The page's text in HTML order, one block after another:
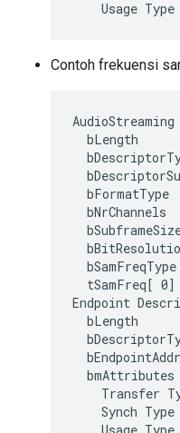
Contoh frekuensi
bLength
bFormatType
bNrChannels
bSamFreqType
tSamFreq[ 0]
Endpoint
bLength
bmAttributes
Transfer
Synch Type